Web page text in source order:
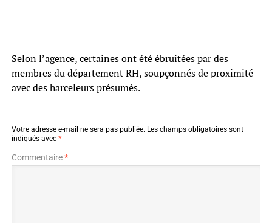
Selon l’agence, certaines ont été ébruitées par des
membres du département RH, soupçonnés de proximité
avec des harceleurs présumés.
Votre adresse e-mail ne sera pas publiée. Les champs obligatoires sont
indiqués avec *
Commentaire*